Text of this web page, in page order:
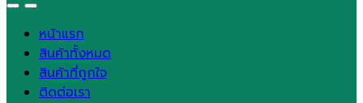
หน้าแรก
สินค้าทั้งหมด
สินค้าที่ถูกใจ
ติดต่อเรา